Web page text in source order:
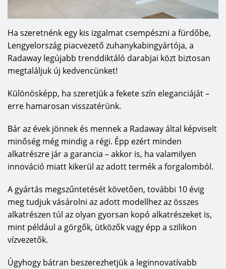
Ha szeretnénk egy kis izgalmat csempészni a fürdőbe,
Lengyelország piacvezető zuhanykabingyártója, a
Radaway legújabb trenddiktáló darabjai közt biztosan
megtaláljuk új kedvencünket!
Különösképp, ha szeretjük a fekete szín eleganciáját –
erre hamarosan visszatérünk.
Bár az évek jönnek és mennek a Radaway által képviselt
minőség még mindig a régi. Épp ezért minden
alkatrészre jár a garancia – akkor is, ha valamilyen
innováció miatt kikerül az adott termék a forgalomból.
A gyártás megszűntetését követően, további 10 évig
meg tudjuk vásárolni az adott modellhez az összes
alkatrészen túl az olyan gyorsan kopó alkatrészeket is,
mint például a görgők, ütközők vagy épp a szilikon
vízvezetők.
Úgyhogy bátran beszerezhetjük a leginnovatívabb